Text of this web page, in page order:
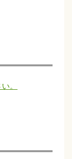
。